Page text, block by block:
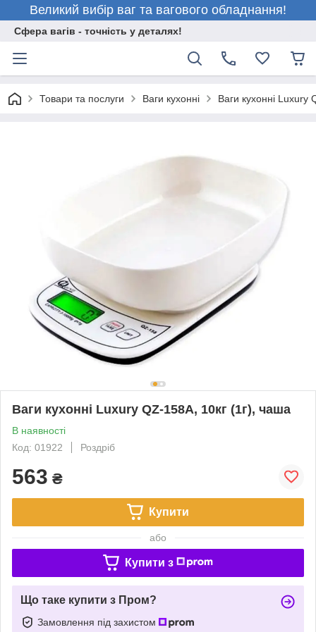
Великий вибір ваг та вагового обладнання!
Сфера вагів - точність у деталях!
Товари та послуги Ваги кухонні Ваги кухонні Luxury
Ваги кухонні Luxury QZ-158A, 10кг (1г), чаша
В наявності
Код: 01922
Роздріб
563 ₴
Купити
або
Купити з
Що таке купити з Пром?
Замовлення під захистом